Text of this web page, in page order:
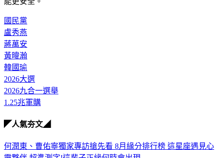
國民黨
盧秀燕
蔣萬安
黃暐瀚
韓國瑜
2026大選
2026九合一選舉
1.25兆軍購
◤人氣夯文◢
何潤東、曹佑寧獨家專訪搶先看 8月緣分排行榜 這星座遇見心